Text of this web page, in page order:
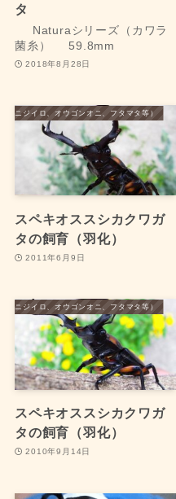
タ
Naturaシリーズ（カワラ
菌糸）
59.8mm
2018年8月28日
（ニジイロ、オウゴンオニ、フタマタ等）
スペキオススシカクワガ
タの飼育（羽化）
2011年6月9日
外国産クワガ
（ニジイロ、オウゴンオニ、フタマタ等）
スペキオススシカクワガ
タの飼育（羽化）
2010年9月14日
外国産クワガ